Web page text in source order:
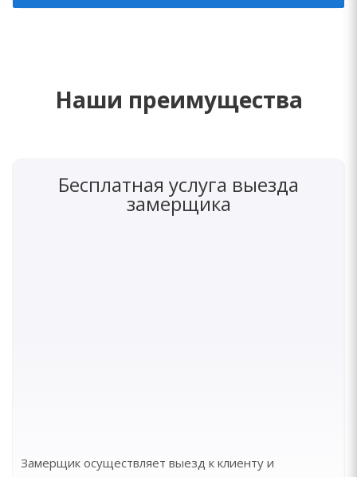
Наши преимущества
Бесплатная услуга выезда
замерщика
Замерщик осуществляет выезд к клиенту и